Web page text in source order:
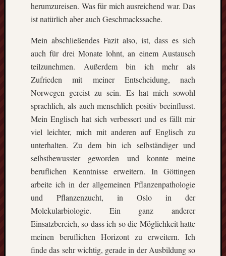
herumzureisen. Was für mich ausreichend war. Das
ist natürlich aber auch Geschmackssache.
Mein abschließendes Fazit also, ist, dass es sich
auch für drei Monate lohnt, an einem Austausch
teilzunehmen. Außerdem bin ich mehr als
Zufrieden mit meiner Entscheidung, nach
Norwegen gereist zu sein. Es hat mich sowohl
sprachlich, als auch menschlich positiv beeinflusst.
Mein Englisch hat sich verbessert und es fällt mir
viel leichter, mich mit anderen auf Englisch zu
unterhalten. Zu dem bin ich selbständiger und
selbstbewusster geworden und konnte meine
beruflichen Kenntnisse erweitern. In Göttingen
arbeite ich in der allgemeinen Pflanzenpathologie
und Pflanzenzucht, in Oslo in der
Molekularbiologie. Ein ganz anderer
Einsatzbereich, so dass ich so die Möglichkeit hatte
meinen beruflichen Horizont zu erweitern. Ich
finde das sehr wichtig, gerade in der Ausbildung so